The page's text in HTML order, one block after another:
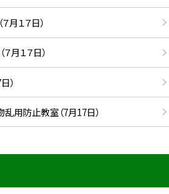
月１７日）
月１７日）
）
用防止教室（7月17日）